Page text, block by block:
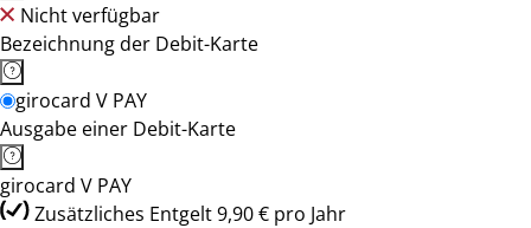
Nicht verfügbar
Bezeichnung der Debit-Karte
girocard V PAY
Ausgabe einer Debit-Karte
girocard V PAY
Zusätzliches Entgelt 9,90 € pro Jahr